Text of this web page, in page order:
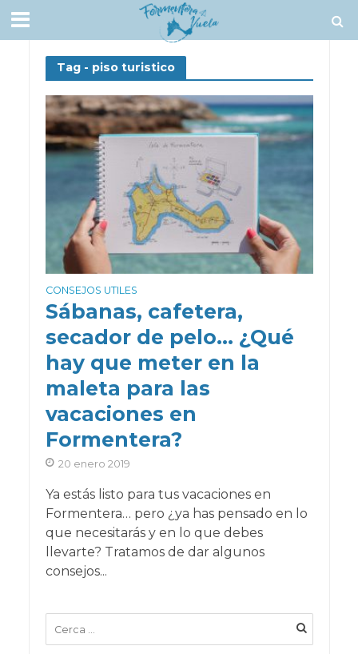
Tag - piso turistico
CONSEJOS UTILES
Sábanas, cafetera,
secador de pelo… ¿Qué
hay que meter en la
maleta para las
vacaciones en
Formentera?
20 enero 2019
Ya estás listo para tus vacaciones en
Formentera… pero ¿ya has pensado en lo
que necesitarás y en lo que debes
llevarte? Tratamos de dar algunos
consejos...